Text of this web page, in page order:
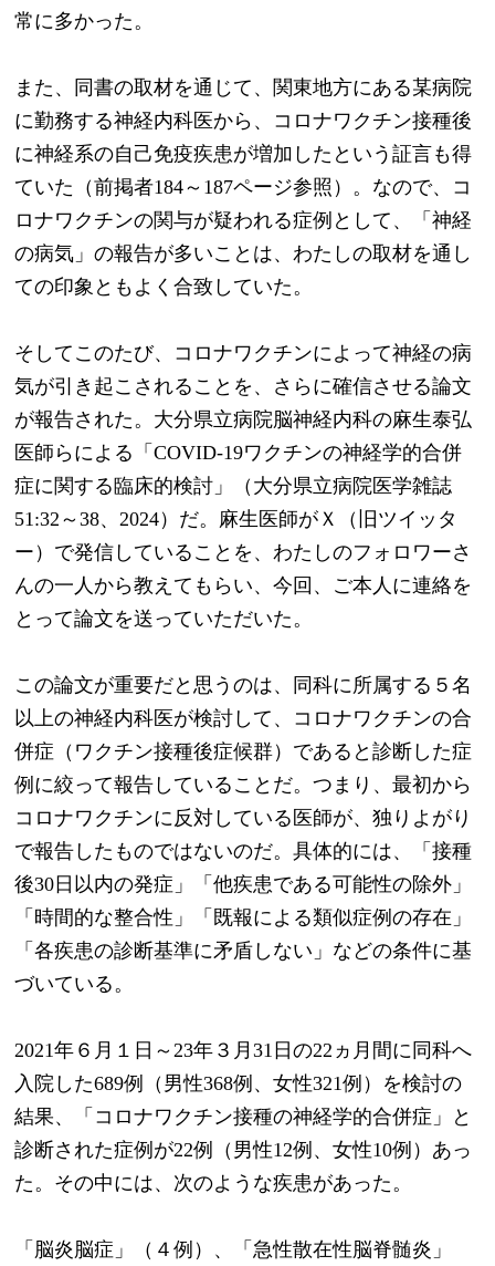
常に多かった。
また、同書の取材を通じて、関東地方にある某病院
に勤務する神経内科医から、コロナワクチン接種後
に神経系の自己免疫疾患が増加したという証言も得
ていた（前掲者184～187ページ参照）。なので、コ
ロナワクチンの関与が疑われる症例として、「神経
の病気」の報告が多いことは、わたしの取材を通し
ての印象ともよく合致していた。
そしてこのたび、コロナワクチンによって神経の病
気が引き起こされることを、さらに確信させる論文
が報告された。大分県立病院脳神経内科の麻生泰弘
医師らによる「COVID-19ワクチンの神経学的合併
症に関する臨床的検討」（大分県立病院医学雑誌
51:32～38、2024）だ。麻生医師がＸ（旧ツイッタ
ー）で発信していることを、わたしのフォロワーさ
んの一人から教えてもらい、今回、ご本人に連絡を
とって論文を送っていただいた。
この論文が重要だと思うのは、同科に所属する５名
以上の神経内科医が検討して、コロナワクチンの合
併症（ワクチン接種後症候群）であると診断した症
例に絞って報告していることだ。つまり、最初から
コロナワクチンに反対している医師が、独りよがり
で報告したものではないのだ。具体的には、「接種
後30日以内の発症」「他疾患である可能性の除外」
「時間的な整合性」「既報による類似症例の存在」
「各疾患の診断基準に矛盾しない」などの条件に基
づいている。
2021年６月１日～23年３月31日の22ヵ月間に同科へ
入院した689例（男性368例、女性321例）を検討の
結果、「コロナワクチン接種の神経学的合併症」と
診断された症例が22例（男性12例、女性10例）あっ
た。その中には、次のような疾患があった。
「脳炎脳症」（４例）、「急性散在性脳脊髄炎」